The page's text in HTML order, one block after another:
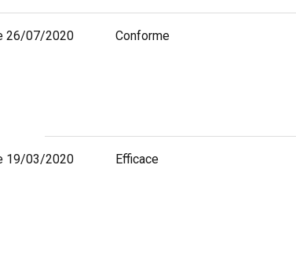
26/07/2020 Conforme
19/03/2020 Efficace